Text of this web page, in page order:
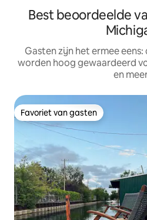
Best beoordeelde
Gasten zijn het ermee
worden hoog gewaardeerd
en
Favoriet van gasten
Favoriet van gasten